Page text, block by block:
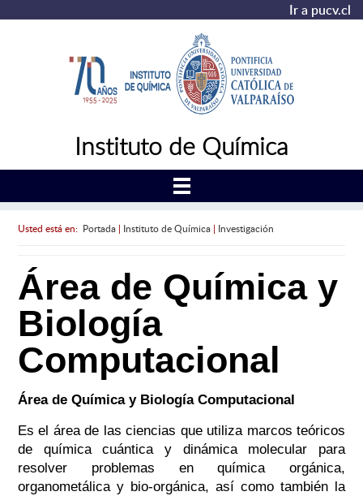
Ir a pucv.cl
Instituto de Química
Usted está en: Portada| Instituto de Química| Investigación
Área de Química y
Biología
Computacional
Área de Química y Biología Computacional
Es el área de las ciencias que utiliza marcos teóricos
de química cuántica y dinámica molecular para
resolver problemas en química orgánica,
organometálica y bio-orgánica, así como también la